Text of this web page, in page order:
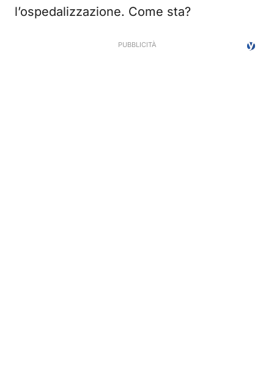
l’ospedalizzazione. Come sta?